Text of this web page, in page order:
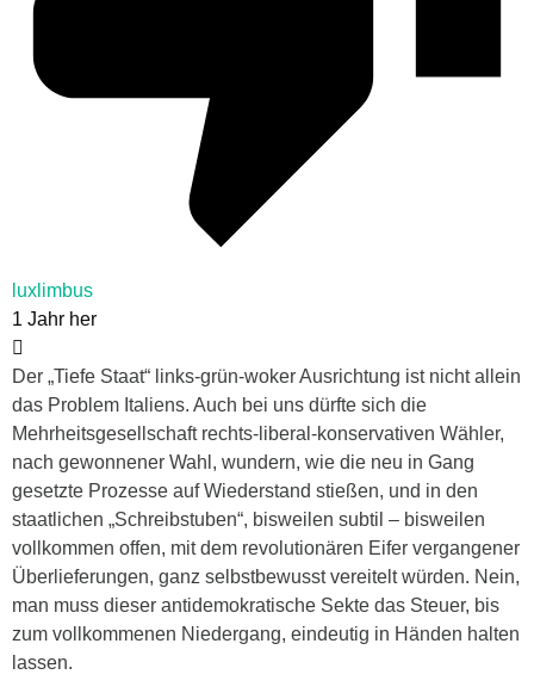
luxlimbus
1 Jahr her
Der „Tiefe Staat“ links-grün-woker Ausrichtung ist nicht allein
das Problem Italiens. Auch bei uns dürfte sich die
Mehrheitsgesellschaft rechts-liberal-konservativen Wähler,
nach gewonnener Wahl, wundern, wie die neu in Gang
gesetzte Prozesse auf Wiederstand stießen, und in den
staatlichen „Schreibstuben“, bisweilen subtil – bisweilen
vollkommen offen, mit dem revolutionären Eifer vergangener
Überlieferungen, ganz selbstbewusst vereitelt würden. Nein,
man muss dieser antidemokratische Sekte das Steuer, bis
zum vollkommenen Niedergang, eindeutig in Händen halten
lassen.